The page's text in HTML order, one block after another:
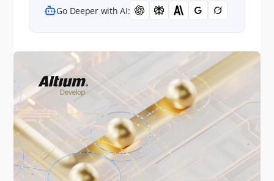
Go Deeper with AI: